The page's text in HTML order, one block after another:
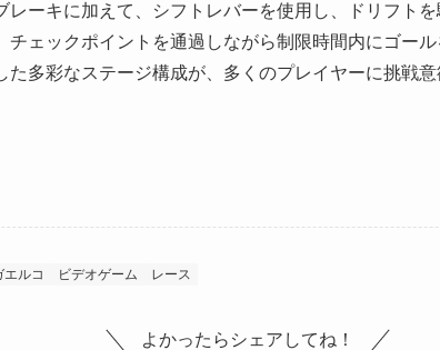
レーキに加えて、シフトレバーを使用し、ドリフト
チェックポイントを通過しながら制限時間内にゴー
多彩なステージ構成が、多くのプレイヤーに挑戦意
エルコ ビデオゲーム レース
よかったらシェアしてね！